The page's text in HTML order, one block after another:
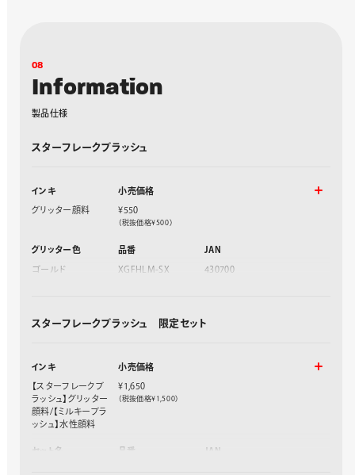
08
Information
製品仕様
スターフレークブラッシュ
インキ
グリッター顔料
小売価格
¥550
（税抜価格¥500）
グリッター色 品番 JAN
ゴールド XGFHLM-SX
430700
スターフレークブラッシュ 限定セット
インキ
【スターフレークブ
ラッシュ】グリッター
顔料/【ミルキーブラ
ッシュ】水性顔料
小売価格
¥1,650
（税抜価格¥1,500）
セット名 品番 JAN